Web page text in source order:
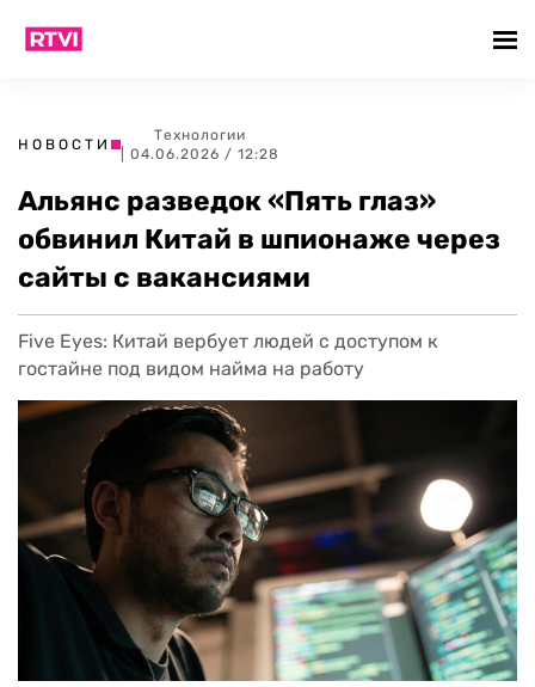
НОВОСТИ
Технологии
| 04.06.2026 / 12:28
Альянс разведок «Пять глаз»
обвинил Китай в шпионаже через
сайты с вакансиями
Five Eyes: Китай вербует людей с доступом к
гостайне под видом найма на работу